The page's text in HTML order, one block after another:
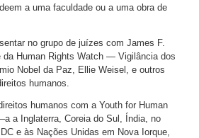
a uma faculdade ou a uma obra de
no grupo de juízes com James F.
da Human Rights Watch — Vigilância dos
Nobel da Paz, Ellie Weisel, e outros
humanos.
humanos com a Youth for Human
a Inglaterra, Coreia do Sul, Índia, no
e às Nações Unidas em Nova Iorque,